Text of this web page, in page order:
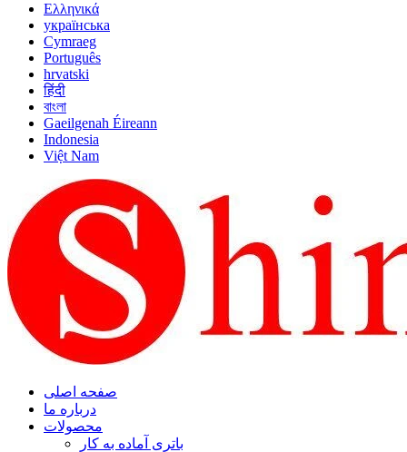
Ελληνικά
українська
Cymraeg
Português
hrvatski
हिंदी
বাংলা
Gaeilgenah Éireann
Indonesia
Việt Nam
صفحه اصلی
درباره ما
محصولات
باتری آماده به کار